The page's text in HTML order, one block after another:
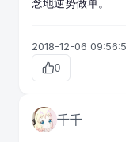
念地逆势做单。
2018-12-06
0
千千